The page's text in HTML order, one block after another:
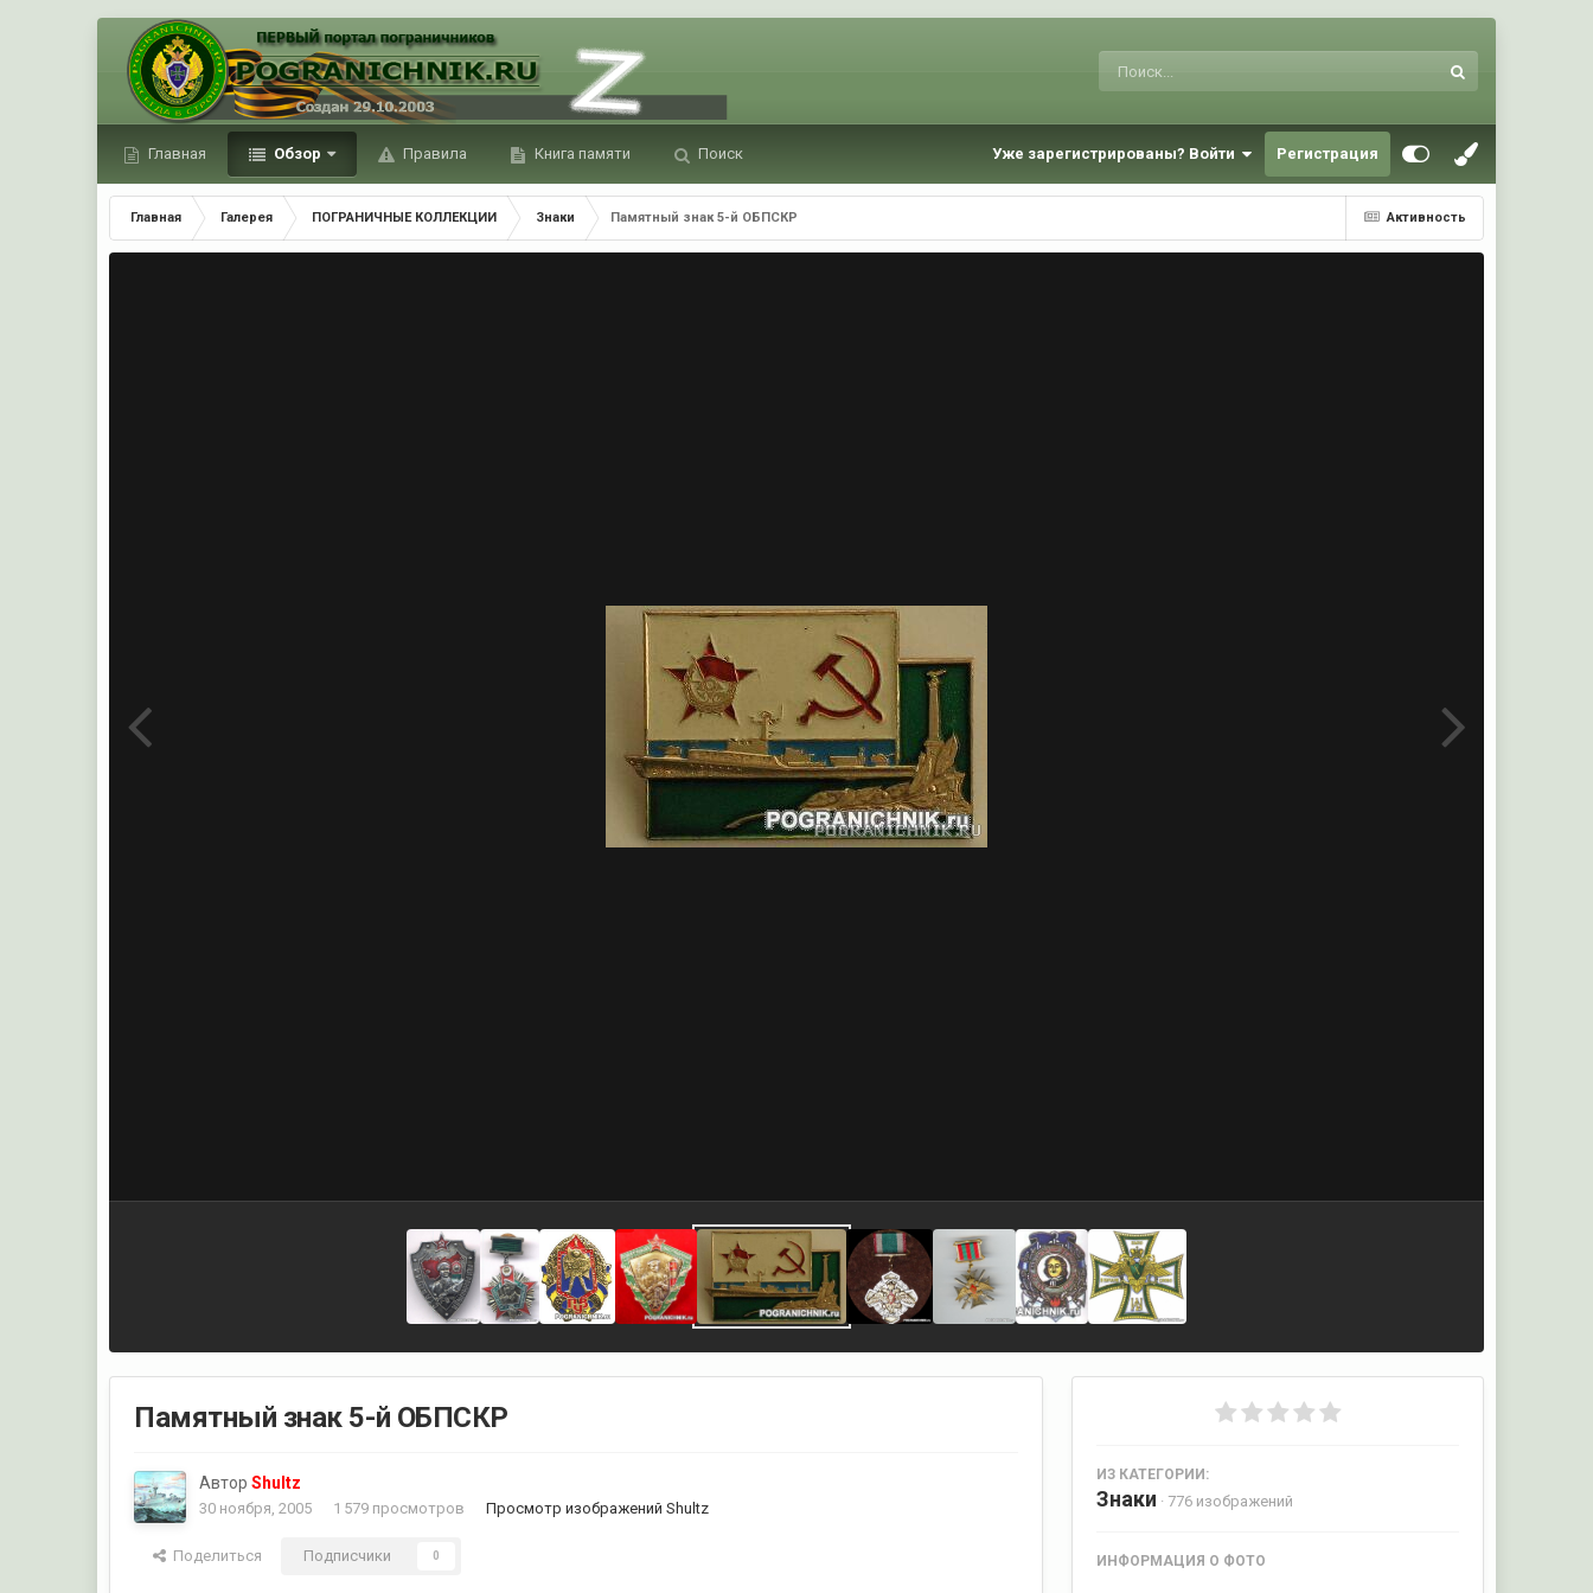
Главная Обзор Правила Книга памяти Поиск Уже зарегистрированы? Войти Регистрация
Активность
Главная Галерея ПОГРАНИЧНЫЕ КОЛЛЕКЦИИ Знаки Памятный знак 5-й ОБПСКР
Памятный знак 5-й ОБПСКР
АвторShultz
30 ноября, 2005 1 579 просмотров Просмотр изображений Shultz
Поделиться Подписчики 0
ИЗ КАТЕГОРИИ:
Знаки · 776 изображений
ИНФОРМАЦИЯ О ФОТО